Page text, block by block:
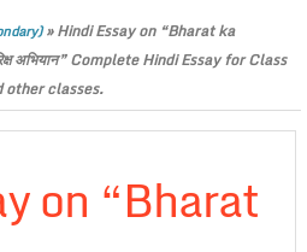
»Hindi Essay on “Bharat ka
अभियान” Complete Hindi Essay for Class
other classes.
on “Bharat